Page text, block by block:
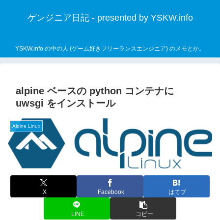
ゲンジニア日記 - presented by YSKW.info
YSKW.info の中の人 (ゲーム好きフリーランスエンジニア) のメモとか。
alpine ベースの python コンテナに
uwsgi をインストール
Alpine Linux
X Facebook はてブ
LINE コピー